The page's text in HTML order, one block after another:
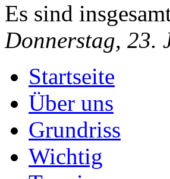
Es sind
Donnerstag, 23.
Startseite
Über uns
Grundriss
Wichtig